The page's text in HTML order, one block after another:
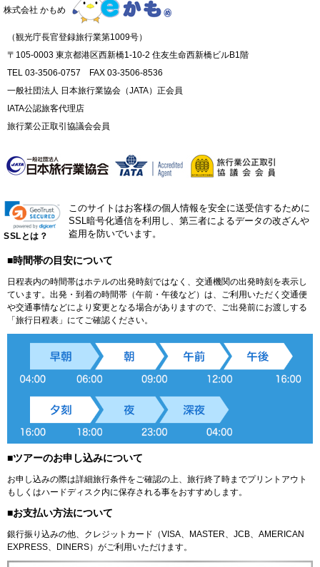
株式会社 かもめ
（観光庁長官登録旅行業第1009号）
〒105-0003 東京都港区西新橋1-10-2 住友生命西新橋ビルB1階
TEL 03-3506-0757 FAX 03-3506-8536
一般社団法人 日本旅行業協会（JATA）正会員
IATA公認旅客代理店
旅行業公正取引協議会会員
SSLとは？
このサイトはお客様の個人情報を安全に送受信するために
SSL暗号化通信を利用し、第三者によるデータの改ざんや
盗用を防いでいます。
■時間帯の目安について
日程表内の時間帯はホテルの出発時刻ではなく、交通機関の出発時刻を表示し
ています。出発・到着の時間帯（午前・午後など）は、ご利用いただく交通便
や交通事情などにより変更となる場合がありますので、ご出発前にお渡しする
「旅行日程表」にてご確認ください。
■ツアーのお申し込みについて
お申し込みの際は詳細旅行条件をご確認の上、旅行終了時までプリントアウト
もしくはハードディスク内に保存される事をおすすめします。
■お支払い方法について
銀行振り込みの他、クレジットカード（VISA、MASTER、JCB、AMERICAN
EXPRESS、DINERS）がご利用いただけます。